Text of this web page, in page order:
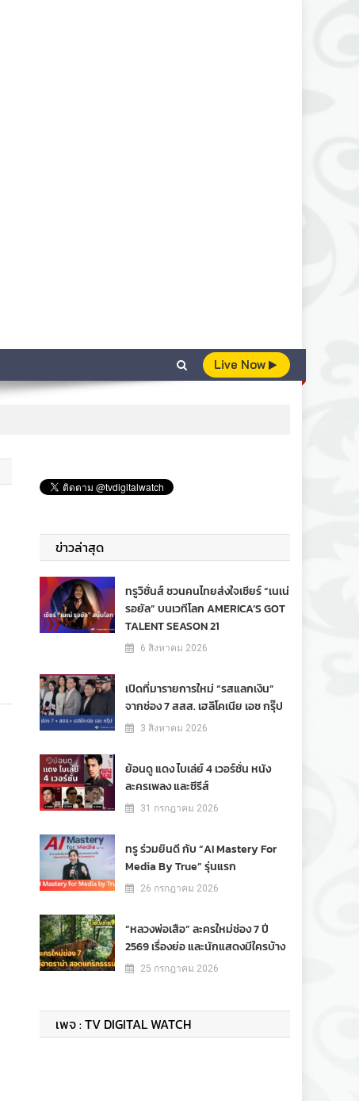
Live Now
ข่าวล่าสุด
ทรูวิชั่นส์ ชวนคนไทยส่งใจเชียร์ “เนเน่
รอยัล” บนเวทีโลก AMERICA’S GOT
TALENT SEASON 21
6 สิงหาคม 2026
เปิดที่มารายการใหม่ “รสแลกเงิน”
จากช่อง 7 สสส. เฮลิโคเนีย เอช กรุ๊ป
3 สิงหาคม 2026
ย้อนดู แดง ไบเล่ย์ 4 เวอร์ชั่น หนัง
ละครเพลง และซีรีส์
31 กรกฎาคม 2026
ทรู ร่วมยินดี กับ “AI Mastery For
Media By True” รุ่นแรก
26 กรกฎาคม 2026
“หลวงพ่อเสือ” ละครใหม่ช่อง 7 ปี
2569 เรื่องย่อ และนักแสดงมีใครบ้าง
25 กรกฎาคม 2026
เพจ : TV DIGITAL WATCH